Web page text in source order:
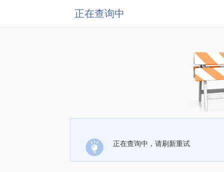
正在查询中
正在查询中，请刷新重试